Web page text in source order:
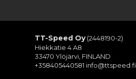
TT-Speed Oy(2448190-2)
Hiekkatie 4 A8
33470 Ylöjärvi, FINLAND
+358405440581 info@ttspeed.fi